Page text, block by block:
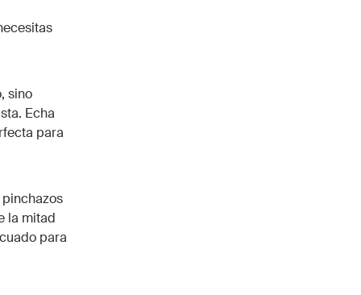
sino
Echa
para
la mitad
para